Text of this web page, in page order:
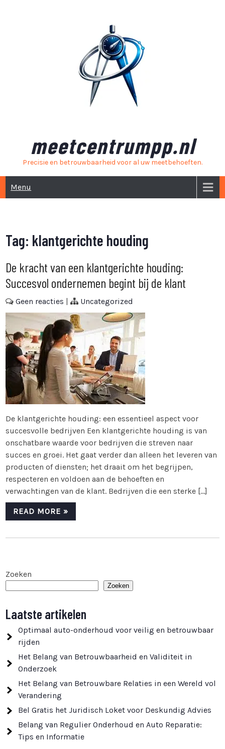
meetcentrumpp.nl
Precisie en betrouwbaarheid voor al uw meetbehoeften.
Menu
Tag: klantgerichte houding
De kracht van een klantgerichte houding:
Succesvol ondernemen begint bij de klant
Geen reacties | Uncategorized
De klantgerichte houding: een essentieel aspect voor
succesvolle bedrijven Een klantgerichte houding is van
onschatbare waarde voor bedrijven die streven naar
succes en groei. Het gaat verder dan alleen het leveren van
producten of diensten; het draait om het begrijpen,
respecteren en voldoen aan de behoeften en
verwachtingen van de klant. Bedrijven die een sterke […]
READ MORE »
Zoeken
Zoeken
Laatste artikelen
Optimaal auto-onderhoud voor veilig en betrouwbaar
rijden
Het Belang van Betrouwbaarheid en Validiteit in
Onderzoek
Het Belang van Betrouwbare Relaties in een Wereld vol
Verandering
Bel Gratis het Juridisch Loket voor Deskundig Advies
Belang van Regulier Onderhoud en Auto Reparatie:
Tips en Informatie